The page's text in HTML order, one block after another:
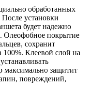
обработанных
установки
будет надежно
Олеофобное покрытие
сохранит
100%. Клеевой слой на
максимально защитит
повреждений,